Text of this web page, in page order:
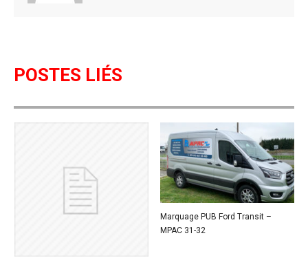
POSTES LIÉS
Marquage PUB Ford Transit –
MPAC 31-32